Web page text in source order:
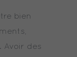
bien
Avoir des